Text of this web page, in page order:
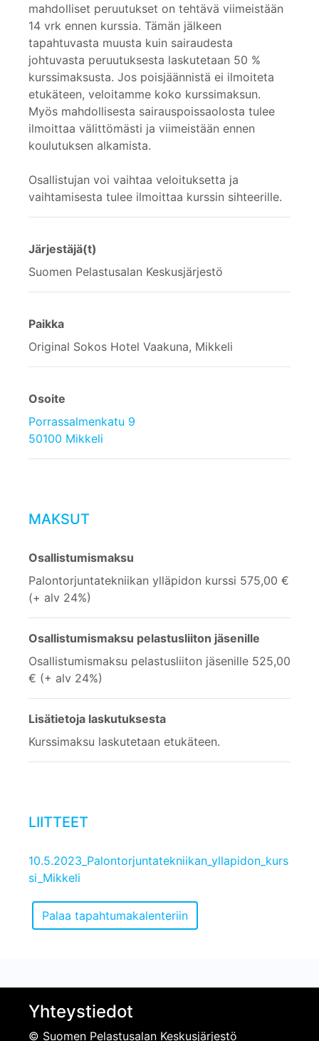
mahdolliset peruutukset on tehtävä viimeistään
14 vrk ennen kurssia. Tämän jälkeen
tapahtuvasta muusta kuin sairaudesta
johtuvasta peruutuksesta laskutetaan 50 %
kurssimaksusta. Jos poisjäännistä ei ilmoiteta
etukäteen, veloitamme koko kurssimaksun.
Myös mahdollisesta sairauspoissaolosta tulee
ilmoittaa välittömästi ja viimeistään ennen
koulutuksen alkamista.
Osallistujan voi vaihtaa veloituksetta ja
vaihtamisesta tulee ilmoittaa kurssin sihteerille.
Järjestäjä(t)
Suomen Pelastusalan Keskusjärjestö
Paikka
Original Sokos Hotel Vaakuna, Mikkeli
Osoite
Porrassalmenkatu 9
50100 Mikkeli
MAKSUT
Osallistumismaksu
Palontorjuntatekniikan ylläpidon kurssi 575,00 €
(+ alv 24%)
Osallistumismaksu pelastusliiton jäsenille
Osallistumismaksu pelastusliiton jäsenille 525,00
€ (+ alv 24%)
Lisätietoja laskutuksesta
Kurssimaksu laskutetaan etukäteen.
LIITTEET
10.5.2023_Palontorjuntatekniikan_yllapidon_kurs
si_Mikkeli
Yhteystiedot
© Suomen Pelastusalan Keskusjärjestö